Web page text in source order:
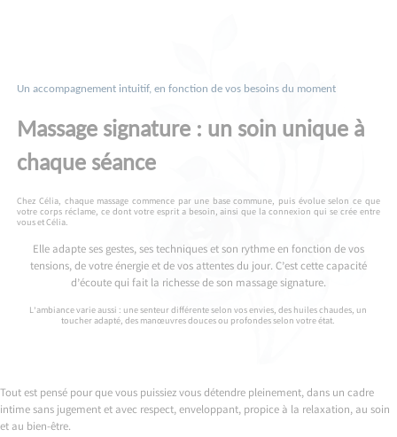
Un accompagnement intuitif, en fonction de vos besoins du moment
Massage signature : un soin unique à
chaque séance
Chez Célia, chaque massage commence par une base commune, puis évolue selon ce que
votre corps réclame, ce dont votre esprit a besoin, ainsi que la connexion qui se crée entre
vous et Célia.
Elle adapte ses gestes, ses techniques et son rythme en fonction de vos
tensions, de votre énergie et de vos attentes du jour. C’est cette capacité
d’écoute qui fait la richesse de son massage signature.
L’ambiance varie aussi : une senteur différente selon vos envies, des huiles chaudes, un
toucher adapté, des manœuvres douces ou profondes selon votre état.
Tout est pensé pour que vous puissiez vous détendre pleinement, dans un cadre
intime sans jugement et avec respect, enveloppant, propice à la relaxation, au soin
et au bien-être.